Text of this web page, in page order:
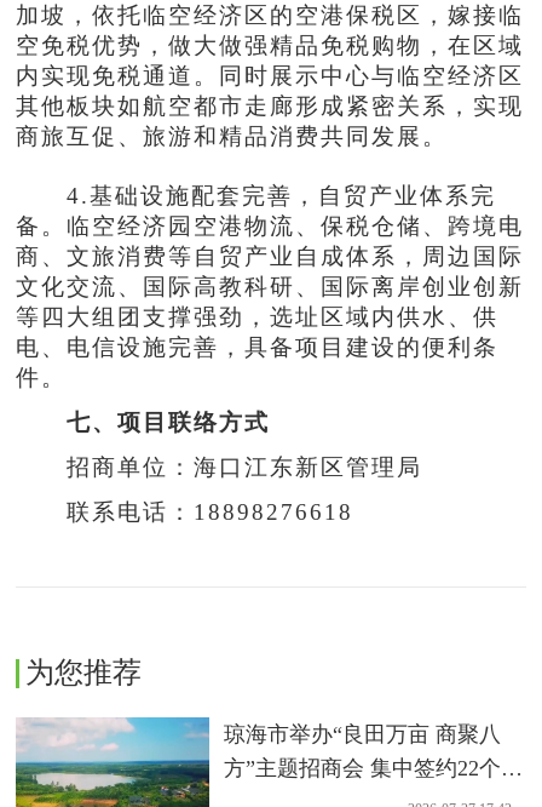
加坡，依托临空经济区的空港保税区，嫁接临
空免税优势，做大做强精品免税购物，在区域
内实现免税通道。同时展示中心与临空经济区
其他板块如航空都市走廊形成紧密关系，实现
商旅互促、旅游和精品消费共同发展。
4.基础设施配套完善，自贸产业体系完
备。临空经济园空港物流、保税仓储、跨境电
商、文旅消费等自贸产业自成体系，周边国际
文化交流、国际高教科研、国际离岸创业创新
等四大组团支撑强劲，选址区域内供水、供
电、电信设施完善，具备项目建设的便利条
件。
七、项目联络方式
招商单位：海口江东新区管理局
联系电话：18898276618
为您推荐
琼海市举办“良田万亩 商聚八
方”主题招商会 集中签约22个农